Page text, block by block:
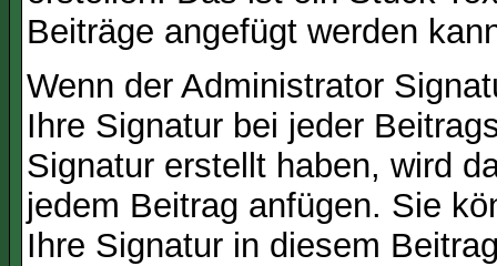
Beiträge angefügt werden
Wenn der Administrator
Ihre Signatur bei jeder
Signatur erstellt haben, wird
jedem Beitrag anfügen. Sie
Ihre Signatur in diesem